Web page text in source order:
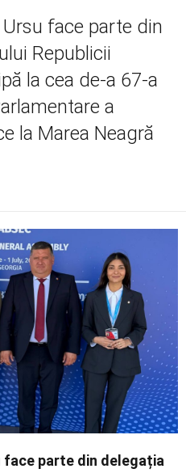
face parte din
Republicii
la cea de-a 67-a
a
la Marea Neagră
face parte din delegația